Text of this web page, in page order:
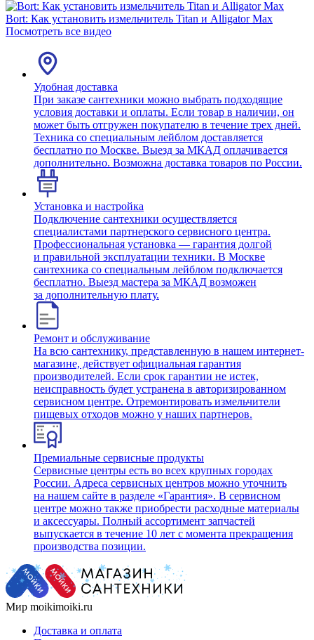
Bort: Как установить измельчитель Titan и Alligator Max
Посмотреть все видео
Удобная доставка
При заказе сантехники можно выбрать подходящие
условия доставки и оплаты. Если товар в наличии, он
может быть отгружен покупателю в течение трех дней.
Техника со специальным лейблом доставляется
бесплатно по Москве. Выезд за МКАД оплачивается
дополнительно. Возможна доставка товаров по России.
Установка и настройка
Подключение сантехники осуществляется
специалистами партнерского сервисного центра.
Профессиональная установка — гарантия долгой
и правильной эксплуатации техники. В Москве
сантехника со специальным лейблом подключается
бесплатно. Выезд мастера за МКАД возможен
за дополнительную плату.
Ремонт и обслуживание
На всю сантехнику, представленную в нашем интернет-
магазине, действует официальная гарантия
производителей. Если срок гарантии не истек,
неисправность будет устранена в авторизированном
сервисном центре. Отремонтировать измельчители
пищевых отходов можно у наших партнеров.
Премиальные сервисные продукты
Сервисные центры есть во всех крупных городах
России. Адреса сервисных центров можно уточнить
на нашем сайте в разделе «Гарантия». В сервисном
центре можно также приобрести расходные материалы
и аксессуары. Полный ассортимент запчастей
выпускается в течение 10 лет с момента прекращения
производства позиции.
Мир moikimoiki.ru
Доставка и оплата